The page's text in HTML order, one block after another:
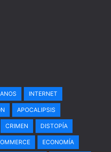
INTERNET
APOCALIPSIS
CRIMEN DISTOPÍA
ECONOMÍA